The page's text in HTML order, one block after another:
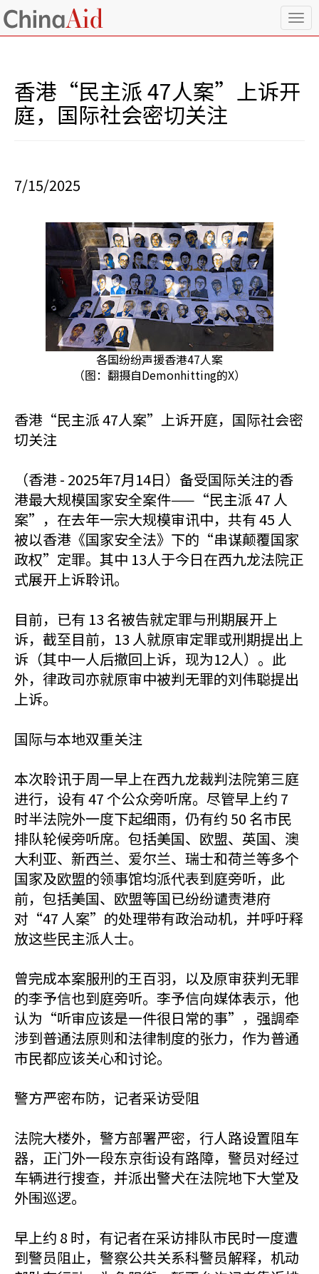
T
o
e
香港“民主派 47人案”上诉开
庭，国际社会密切关注
7/15/2025
各国纷纷声援香港47人案
（图：翻摄自Demonhitting的X）
香港“民主派 47人案”上诉开庭，国际社会密
切关注
（香港 - 2025年7月14日）备受国际关注的香
港最大规模国家安全案件——“民主派 47 人
案”，在去年一宗大规模审讯中，共有 45 人
被以香港《国家安全法》下的“串谋颠覆国家
政权”定罪。其中 13人于今日在西九龙法院正
式展开上诉聆讯。
目前，已有 13 名被告就定罪与刑期展开上
诉，截至目前，13 人就原审定罪或刑期提出上
诉（其中一人后撤回上诉，现为12人）。此
外，律政司亦就原审中被判无罪的刘伟聪提出
上诉。
国际与本地双重关注
本次聆讯于周一早上在西九龙裁判法院第三庭
进行，设有 47 个公众旁听席。尽管早上约 7
时半法院外一度下起细雨，仍有约 50 名市民
排队轮候旁听席。包括美国、欧盟、英国、澳
大利亚、新西兰、爱尔兰、瑞士和荷兰等多个
国家及欧盟的领事馆均派代表到庭旁听，此
前，包括美国、欧盟等国已纷纷谴责港府
对“47 人案”的处理带有政治动机，并呼吁释
放这些民主派人士。
曾完成本案服刑的王百羽，以及原审获判无罪
的李予信也到庭旁听。李予信向媒体表示，他
认为“听审应该是一件很日常的事”，强調牵
涉到普通法原则和法律制度的张力，作为普通
市民都应该关心和讨论。
警方严密布防，记者采访受阻
法院大楼外，警方部署严密，行人路设置阻车
器，正门外一段东京街设有路障，警员对经过
车辆进行搜查，并派出警犬在法院地下大堂及
外围巡逻。
早上约 8 时，有记者在采访排队市民时一度遭
到警员阻止，警察公共关系科警员解释，机动